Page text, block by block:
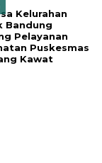
Kelurahan
Bandung
Pelayanan
Puskesmas
Kawat